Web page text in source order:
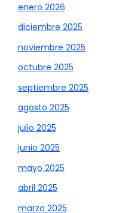
enero 2026
diciembre 2025
noviembre 2025
octubre 2025
septiembre 2025
agosto 2025
julio 2025
junio 2025
mayo 2025
abril 2025
marzo 2025